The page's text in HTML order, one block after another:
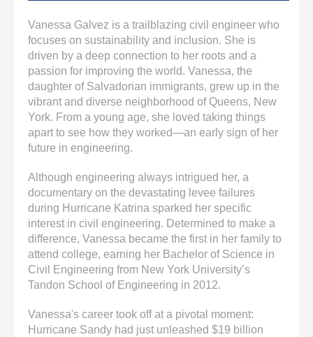
Vanessa Galvez is a trailblazing civil engineer who
focuses on sustainability and inclusion. She is
driven by a deep connection to her roots and a
passion for improving the world. Vanessa, the
daughter of Salvadorian immigrants, grew up in the
vibrant and diverse neighborhood of Queens, New
York. From a young age, she loved taking things
apart to see how they worked—an early sign of her
future in engineering.
Although engineering always intrigued her, a
documentary on the devastating levee failures
during Hurricane Katrina sparked her specific
interest in civil engineering. Determined to make a
difference, Vanessa became the first in her family to
attend college, earning her Bachelor of Science in
Civil Engineering from New York University’s
Tandon School of Engineering in 2012.
Vanessa's career took off at a pivotal moment:
Hurricane Sandy had just unleashed $19 billion